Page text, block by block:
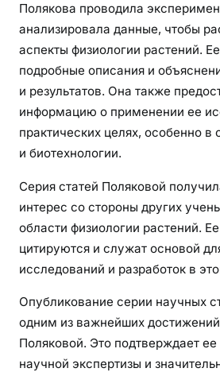
Полякова проводила
анализировала данные, чтобы
аспекты физиологии растений.
подробные описания и
и результатов. Она также
информацию о применении ее
практических целях, особенно в
и биотехнологии.
Серия статей Поляковой
интерес со стороны других
области физиологии растений.
цитируются и служат основой
исследований и разработок в
Опубликование серии научных
одним из важнейших
Поляковой. Это подтверждает
научной экспертизы и